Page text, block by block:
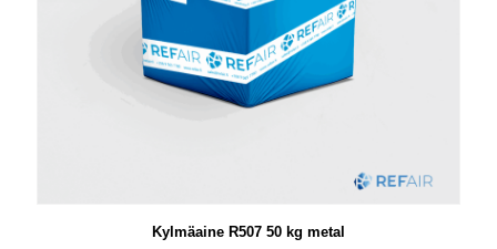
Kylmäaine R507 50 kg metal